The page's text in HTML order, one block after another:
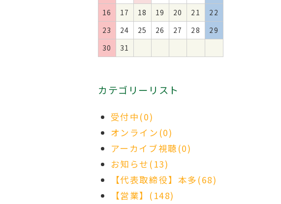
16
17 18 19 20 21
22
23
24 25 26 27 28
29
30
31
カテゴリーリスト
受付中(0)
オンライン(0)
アーカイブ視聴(0)
お知らせ(13)
【代表取締役】本多(68)
【営業】(148)